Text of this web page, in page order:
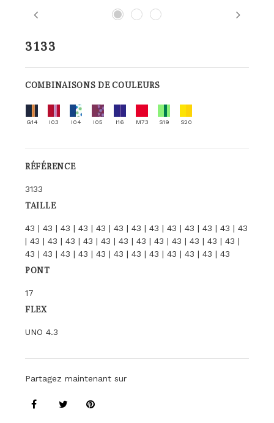
Previous Next
3133
COMBINAISONS DE COULEURS
G14 I03 I04 I05 I16 M73 S19 S20
RÉFÉRENCE
3133
TAILLE
43 | 43 | 43 | 43 | 43 | 43 | 43 | 43 | 43 | 43 | 43 | 43 | 43
| 43 | 43 | 43 | 43 | 43 | 43 | 43 | 43 | 43 | 43 | 43 | 43 |
43 | 43 | 43 | 43 | 43 | 43 | 43 | 43 | 43 | 43 | 43 | 43
PONT
17
FLEX
UNO 4.3
Partagez maintenant sur